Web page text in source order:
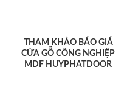
THAM KHẢO BÁO GIÁ
CỬA GỖ CÔNG NGHIỆP
MDF HUYPHATDOOR